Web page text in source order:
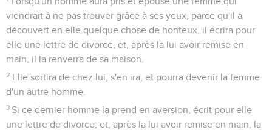
viendrait à ne pas trouver grâce à ses yeux, parce qu'il a
découvert en elle quelque chose de honteux, il écrira pour
elle une lettre de divorce, et, après la lui avoir remise en
main, il la renverra de sa maison.
2 Elle sortira de chez lui, s'en ira, et pourra devenir la femme
d'un autre homme.
3 Si ce dernier homme la prend en aversion, écrit pour elle
une lettre de divorce, et, après la lui avoir remise en main, la